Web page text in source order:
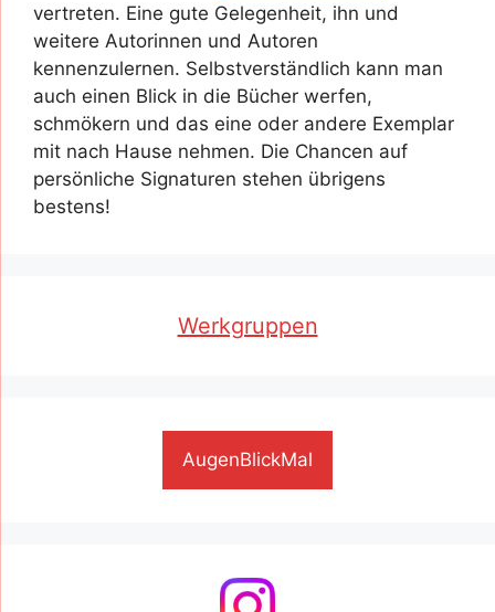
vertreten. Eine gute Gelegenheit, ihn und
weitere Autorinnen und Autoren
kennenzulernen. Selbstverständlich kann man
auch einen Blick in die Bücher werfen,
schmökern und das eine oder andere Exemplar
mit nach Hause nehmen. Die Chancen auf
persönliche Signaturen stehen übrigens
bestens!
Werkgruppen
AugenBlickMal